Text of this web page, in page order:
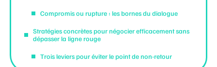
Compromis ou rupture : les bornes du dialogue
Stratégies concrètes pour négocier efficacement sans
dépasser la ligne rouge
Trois leviers pour éviter le point de non-retour